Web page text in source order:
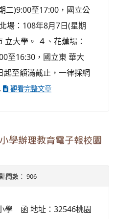
二)9:00至17:00，國立公
場：108年8月7日(星期
大學。 ４、花蓮場：
至16:30，國立東 華大
起至額滿截止，一律採網
觀看完整文章
學辦理教育電子報校園
閱數： 906
學 函 地址：32546桃園